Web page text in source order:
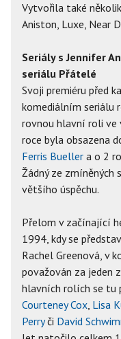
Vytvořila také
Aniston, Luxe, Near
Seriály s Jennifer
seriálu Přátelé
Svoji premiéru před
komediálním seriálu
rovnou hlavní roli ve
roce byla obsazena
Ferris Bueller a o 2
Žádný ze zmíněných
většího úspěchu.
Přelom v začínající
1994, kdy se
Rachel Greenová, v
považován za jeden
hlavních rolích se tu
Courteney Cox, Lisa
Perryči David